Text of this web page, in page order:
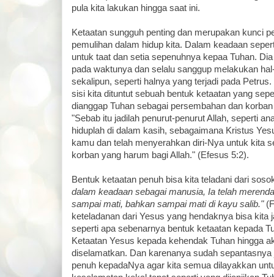
pula kita lakukan hingga saat ini.
Ketaatan sungguh penting dan merupakan kunci
pemulihan dalam hidup kita. Dalam keadaan
untuk taat dan setia sepenuhnya kepaa Tuhan.
pada waktunya dan selalu sanggup melakukan
sekalipun, seperti halnya yang terjadi pada Petrus.
sisi kita dituntut sebuah bentuk ketaatan yang
dianggap Tuhan sebagai persembahan dan
"Sebab itu jadilah penurut-penurut Allah, seperti
hiduplah di dalam kasih, sebagaimana Kristus
kamu dan telah menyerahkan diri-Nya untuk kita
korban yang harum bagi Allah." (Efesus 5:2).
Bentuk ketaatan penuh bisa kita teladani dari
dalam keadaan sebagai manusia, Ia telah
sampai mati, bahkan sampai mati di kayu salib."
keteladanan dari Yesus yang hendaknya bisa kita
seperti apa sebenarnya bentuk ketaatan kepada
Ketaatan Yesus kepada kehendak Tuhan hingga
diselamatkan. Dan karenanya sudah
penuh kepadaNya agar kita semua dilayakkan